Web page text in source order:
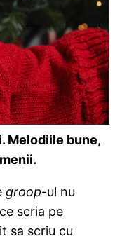
Melodiile bune,
groop-ul nu
scria pe
sa scriu cu